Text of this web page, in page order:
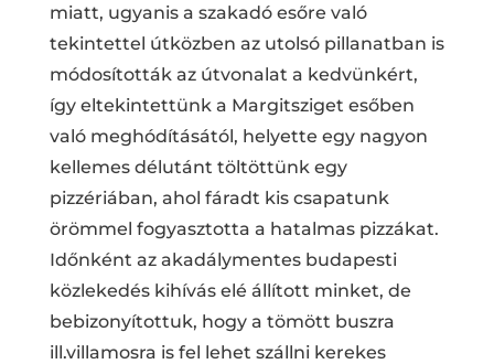
miatt, ugyanis a szakadó esőre való
tekintettel útközben az utolsó pillanatban is
módosították az útvonalat a kedvünkért,
így eltekintettünk a Margitsziget esőben
való meghódításától, helyette egy nagyon
kellemes délutánt töltöttünk egy
pizzériában, ahol fáradt kis csapatunk
örömmel fogyasztotta a hatalmas pizzákat.
Időnként az akadálymentes budapesti
közlekedés kihívás elé állított minket, de
bebizonyítottuk, hogy a tömött buszra
ill.villamosra is fel lehet szállni kerekes